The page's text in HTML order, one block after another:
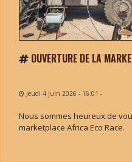
OUVERTURE DE LA
Jeudi 4 juin 2026 - 16:01 -
Nous sommes heureux de
marketplace Africa Eco Race.